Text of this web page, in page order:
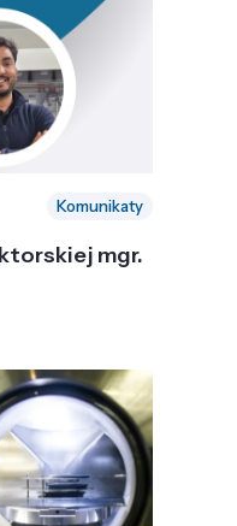
Komunikaty
mgr.